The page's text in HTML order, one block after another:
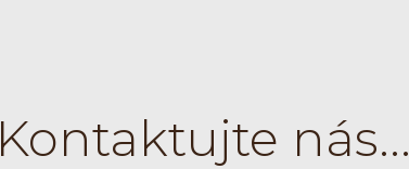
Kontaktujte nás...